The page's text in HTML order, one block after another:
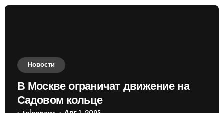
Новости
В Москве ограничат движение на
Садовом кольце